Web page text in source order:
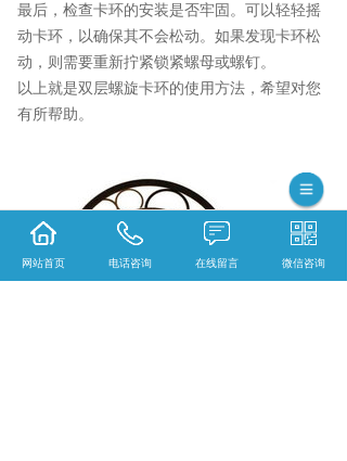
最后，检查卡环的安装是否牢固。可以轻轻摇
动卡环，以确保其不会松动。如果发现卡环松
动，则需要重新拧紧锁紧螺母或螺钉。
以上就是双层螺旋卡环的使用方法，希望对您
有所帮助。
网站首页 电话咨询 在线留言 微信咨询